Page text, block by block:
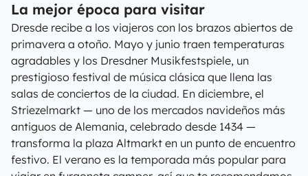
La mejor época para visitar
Dresde recibe a los viajeros con los brazos abiertos de
primavera a otoño. Mayo y junio traen temperaturas
agradables y los Dresdner Musikfestspiele, un
prestigioso festival de música clásica que llena las
salas de conciertos de la ciudad. En diciembre, el
Striezelmarkt — uno de los mercados navideños más
antiguos de Alemania, celebrado desde 1434 —
transforma la plaza Altmarkt en un punto de encuentro
festivo. El verano es la temporada más popular para